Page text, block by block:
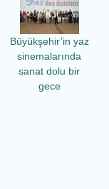
Büyükşehir’in yaz
sinemalarında
sanat dolu bir
gece